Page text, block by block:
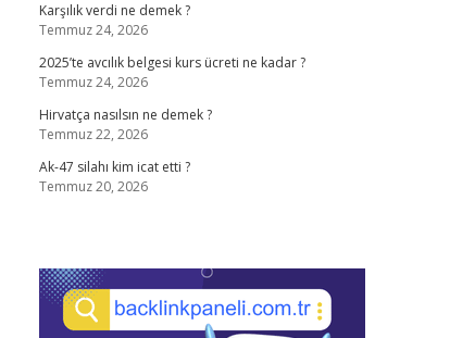
Karşılık verdi ne demek ?
Temmuz 24, 2026
2025’te avcılık belgesi kurs ücreti ne kadar ?
Temmuz 24, 2026
Hirvatça nasılsın ne demek ?
Temmuz 22, 2026
Ak-47 silahı kim icat etti ?
Temmuz 20, 2026